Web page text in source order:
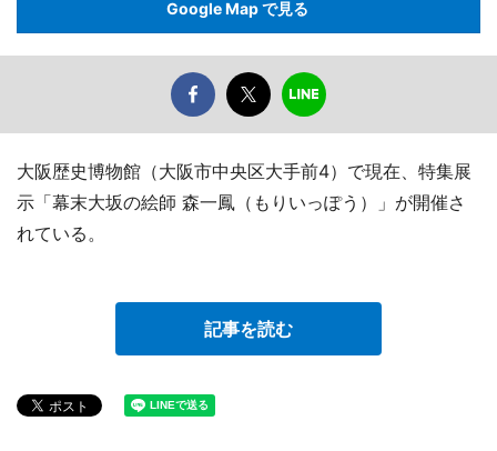
Google Map で見る
大阪歴史博物館（大阪市中央区大手前4）で現在、特集展
示「幕末大坂の絵師 森一鳳（もりいっぽう）」が開催さ
れている。
記事を読む